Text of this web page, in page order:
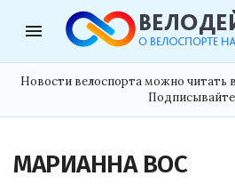
menu
Новости велоспорта можно читать в
МАРИАННА ВОС